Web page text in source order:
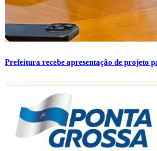
Prefeitura recebe apresentação de projeto